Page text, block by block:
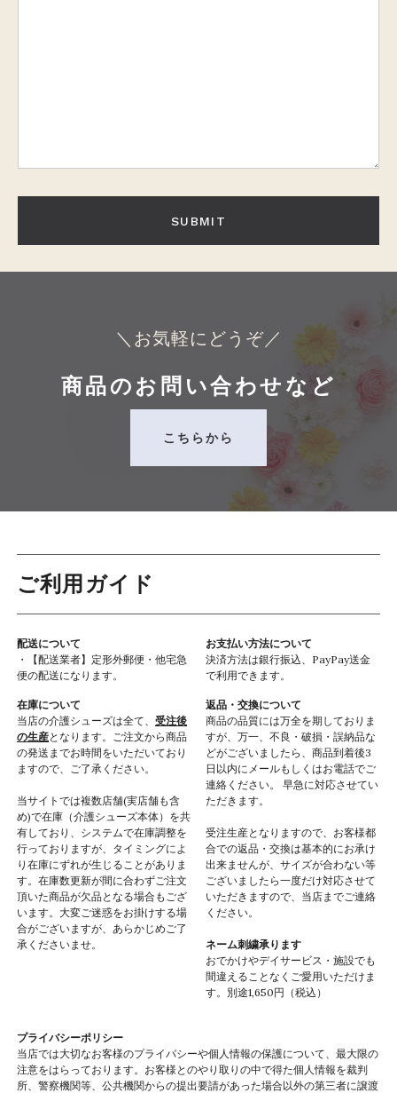
＼お気軽にどうぞ／
商品のお問い合わせなど
こちらから
ご利用ガイド
配送について
・【配送業者】定形外郵便・他宅急
便の配送になります。
在庫について
当店の介護シューズは全て、 受注後
の生産となります。ご注文から商品
の発送までお時間をいただいており
ますので、ご了承ください。
当サイトでは複数店舗(実店舗も含
め)で在庫（介護シューズ本体）を共
有しており、システムで在庫調整を
行っておりますが、タイミングによ
り在庫にずれが生じることがありま
す。在庫数更新が間に合わずご注文
頂いた商品が欠品となる場合もござ
います。大変ご迷惑をお掛けする場
合がございますが、あらかじめご了
承くださいませ。
お支払い方法について
決済方法は銀行振込、PayPay送金
で利用できます。
返品・交換について
商品の品質には万全を期しておりま
すが、万一、不良・破損・誤納品な
どがございましたら、商品到着後3
日以内にメールもしくはお電話でご
連絡ください。 早急に対応させてい
ただきます。
受注生産となりますので、お客様都
合での返品・交換は基本的にお承け
出来ませんが、サイズが合わない等
ございましたら一度だけ対応させて
いただきますので、当店までご連絡
ください。
ネーム刺繍承ります
おでかけやデイサービス・施設でも
間違えることなくご愛用いただけま
す。別途1,650円（税込）
プライバシーポリシー
当店では大切なお客様のプライバシーや個人情報の保護について、最大限の
注意をはらっております。お客様とのやり取りの中で得た個人情報を裁判
所、警察機関等、公共機関からの提出要請があった場合以外の第三者に譲渡